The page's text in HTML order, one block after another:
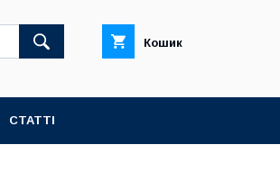
Кошик
СТАТТІ